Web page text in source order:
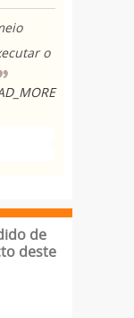
o
de
deste